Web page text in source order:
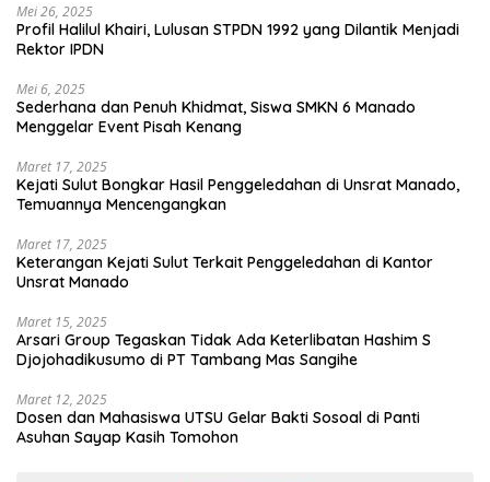
Mei 26, 2025
Profil Halilul Khairi, Lulusan STPDN 1992 yang Dilantik Menjadi
Rektor IPDN
Mei 6, 2025
Sederhana dan Penuh Khidmat, Siswa SMKN 6 Manado
Menggelar Event Pisah Kenang
Maret 17, 2025
Kejati Sulut Bongkar Hasil Penggeledahan di Unsrat Manado,
Temuannya Mencengangkan
Maret 17, 2025
Keterangan Kejati Sulut Terkait Penggeledahan di Kantor
Unsrat Manado
Maret 15, 2025
Arsari Group Tegaskan Tidak Ada Keterlibatan Hashim S
Djojohadikusumo di PT Tambang Mas Sangihe
Maret 12, 2025
Dosen dan Mahasiswa UTSU Gelar Bakti Sosoal di Panti
Asuhan Sayap Kasih Tomohon